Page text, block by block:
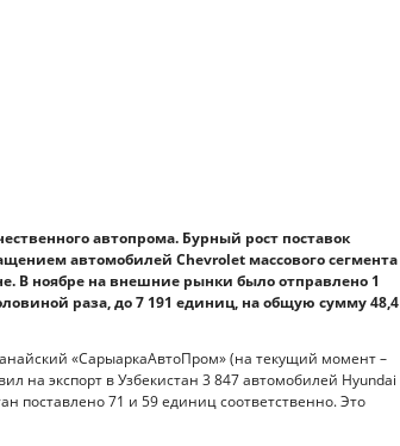
автопрома. Бурный рост поставок
автомобилей Chevrolet массового сегмента
В ноябре на внешние рынки было отправлено 1
раза, до 7 191 единиц, на общую сумму 48,4
«СарыаркаАвтоПром» (на текущий момент –
на экспорт в Узбекистан 3 847 автомобилей Hyundai
поставлено 71 и 59 единиц соответственно. Это